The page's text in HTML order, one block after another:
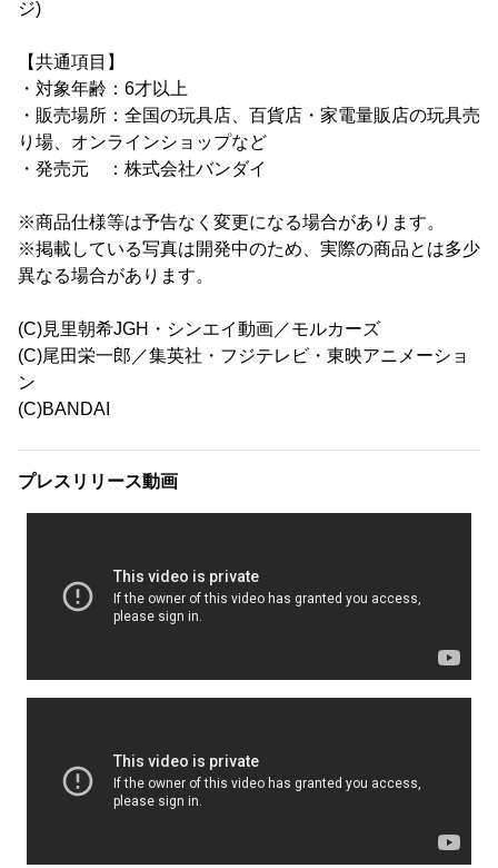
ジ)
【共通項目】
・対象年齢：6才以上
・販売場所：全国の玩具店、百貨店・家電量販店の玩具売
り場、オンラインショップなど
・発売元 ：株式会社バンダイ
※商品仕様等は予告なく変更になる場合があります。
※掲載している写真は開発中のため、実際の商品とは多少
異なる場合があります。
(C)見里朝希JGH・シンエイ動画／モルカーズ
(C)尾田栄一郎／集英社・フジテレビ・東映アニメーショ
ン
(C)BANDAI
プレスリリース動画